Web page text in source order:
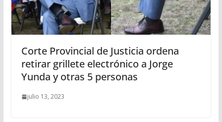
Corte Provincial de Justicia ordena
retirar grillete electrónico a Jorge
Yunda y otras 5 personas
julio 13, 2023